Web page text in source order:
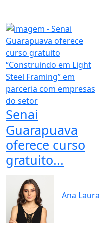
Senai
Guarapuava
oferece curso
gratuito...
Ana Laura